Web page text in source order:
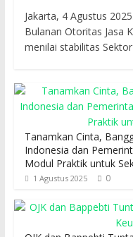
Jakarta, 4 Agustus
Bulanan Otoritas Jasa
menilai stabilitas Sektor
Tanamkan Cinta,
Indonesia dan
Modul Praktik untuk
1 Agustus 2025 0